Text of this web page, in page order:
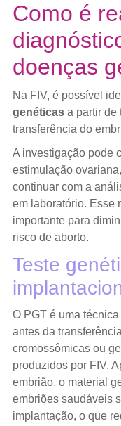
Como é
doenças
Na FIV, é possível
genéticasa partir de
transferência do
A investigação pode
estimulação
continuar com a
em laboratório. Esse
importante para
risco de aborto.
Teste
O PGT é uma
antes da
cromossômicas ou
produzidos por FIV.
embrião, o material
embriões saudáveis
implantação, o que